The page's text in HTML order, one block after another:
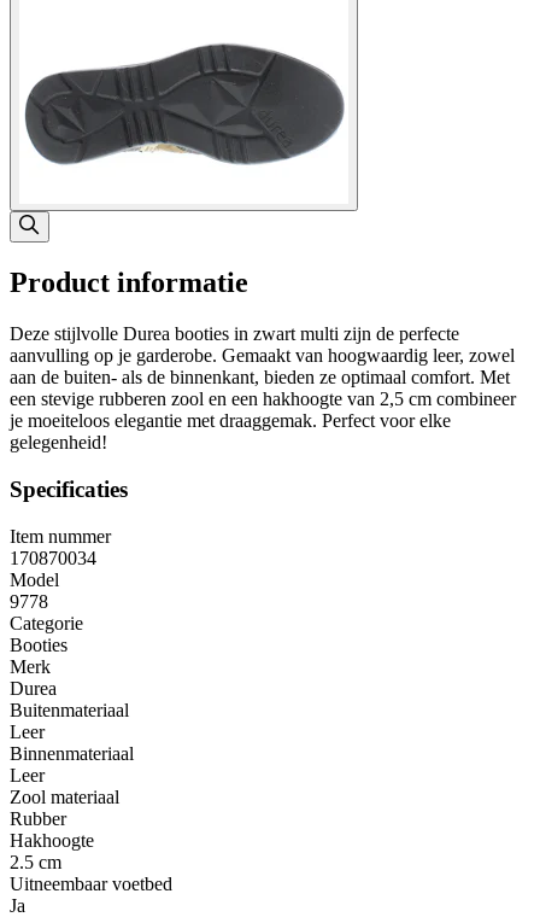
Product informatie
Deze stijlvolle Durea booties in zwart multi zijn de perfecte
aanvulling op je garderobe. Gemaakt van hoogwaardig leer, zowel
aan de buiten- als de binnenkant, bieden ze optimaal comfort. Met
een stevige rubberen zool en een hakhoogte van 2,5 cm combineer
je moeiteloos elegantie met draaggemak. Perfect voor elke
gelegenheid!
Specificaties
Item nummer
170870034
Model
9778
Categorie
Booties
Merk
Durea
Buitenmateriaal
Leer
Binnenmateriaal
Leer
Zool materiaal
Rubber
Hakhoogte
2.5 cm
Uitneembaar voetbed
Ja